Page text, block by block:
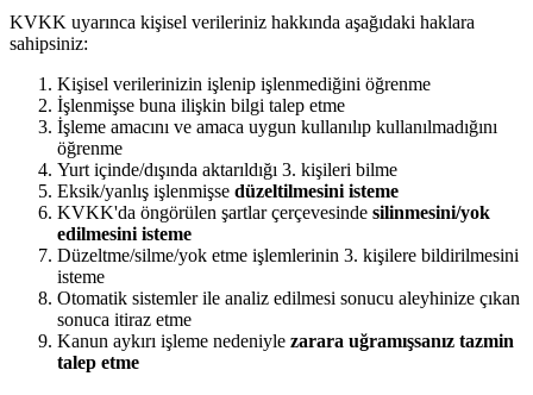
KVKK uyarınca kişisel verileriniz hakkında aşağıdaki haklara
sahipsiniz:
Kişisel verilerinizin işlenip işlenmediğini öğrenme
İşlenmişse buna ilişkin bilgi talep etme
İşleme amacını ve amaca uygun kullanılıp kullanılmadığını
öğrenme
Yurt içinde/dışında aktarıldığı 3. kişileri bilme
Eksik/yanlış işlenmişse düzeltilmesini isteme
KVKK'da öngörülen şartlar çerçevesinde silinmesini/yok
edilmesini isteme
Düzeltme/silme/yok etme işlemlerinin 3. kişilere bildirilmesini
isteme
Otomatik sistemler ile analiz edilmesi sonucu aleyhinize çıkan
sonuca itiraz etme
Kanun aykırı işleme nedeniyle zarara uğramışsanız tazmin
talep etme